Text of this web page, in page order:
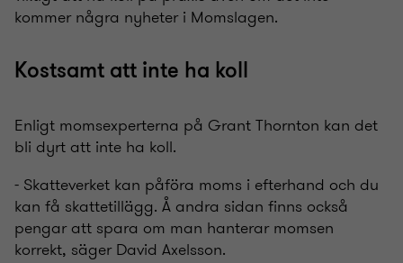
kommer några nyheter i Momslagen.
Kostsamt att inte ha koll
Enligt momsexperterna på Grant Thornton kan det
bli dyrt att inte ha koll.
- Skatteverket kan påföra moms i efterhand och du
kan få skattetillägg. Å andra sidan finns också
pengar att spara om man hanterar momsen
korrekt, säger David Axelsson.